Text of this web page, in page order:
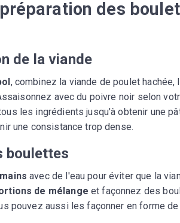
des
de la viande
, combinez la viande de poulet hachée,
avec du poivre noir selon
les ingrédients jusqu'à obtenir une
une consistance trop dense.
boulettes
avec de l'eau pour éviter que la
de mélange et façonnez des
pouvez aussi les façonner en forme